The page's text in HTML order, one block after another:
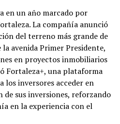
en un año marcado por
La compañía anunció
del terreno más grande de
avenida Primer Presidente,
en proyectos inmobiliarios
Fortaleza+, una plataforma
los inversores acceder en
sus inversiones, reforzando
en la experiencia con el